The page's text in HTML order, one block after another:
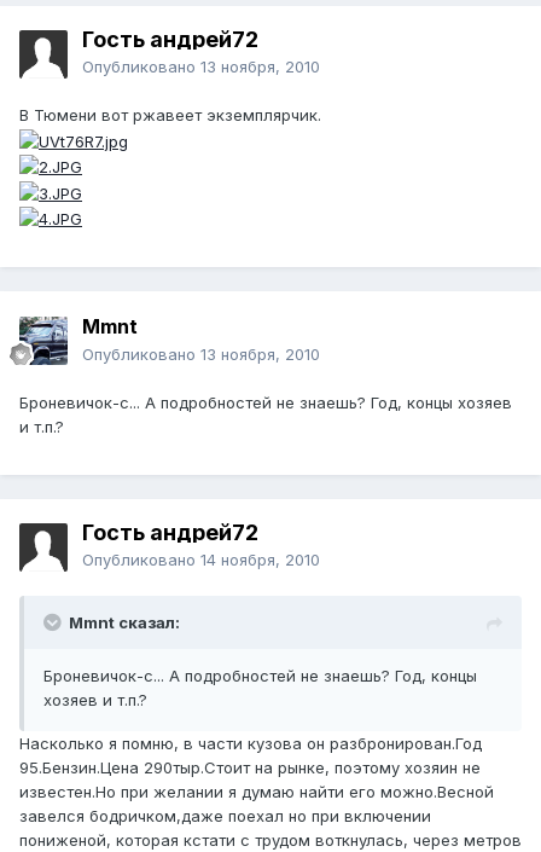
Гость андрей72
Опубликовано 13 ноября, 2010
В Тюмени вот ржавеет экземплярчик.
Mmnt
Опубликовано 13 ноября, 2010
Броневичок-с... А подробностей не знаешь? Год, концы хозяев
и т.п.?
Гость андрей72
Опубликовано 14 ноября, 2010
Mmnt сказал:
Броневичок-с... А подробностей не знаешь? Год, концы
хозяев и т.п.?
Насколько я помню, в части кузова он разбронирован.Год
95.Бензин.Цена 290тыр.Стоит на рынке, поэтому хозяин не
известен.Но при желании я думаю найти его можно.Весной
завелся бодричком,даже поехал но при включении
пониженой, которая кстати с трудом воткнулась, через метров